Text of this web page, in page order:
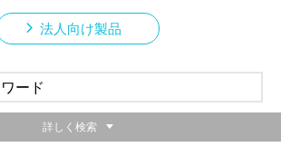
法人向け製品
詳しく検索